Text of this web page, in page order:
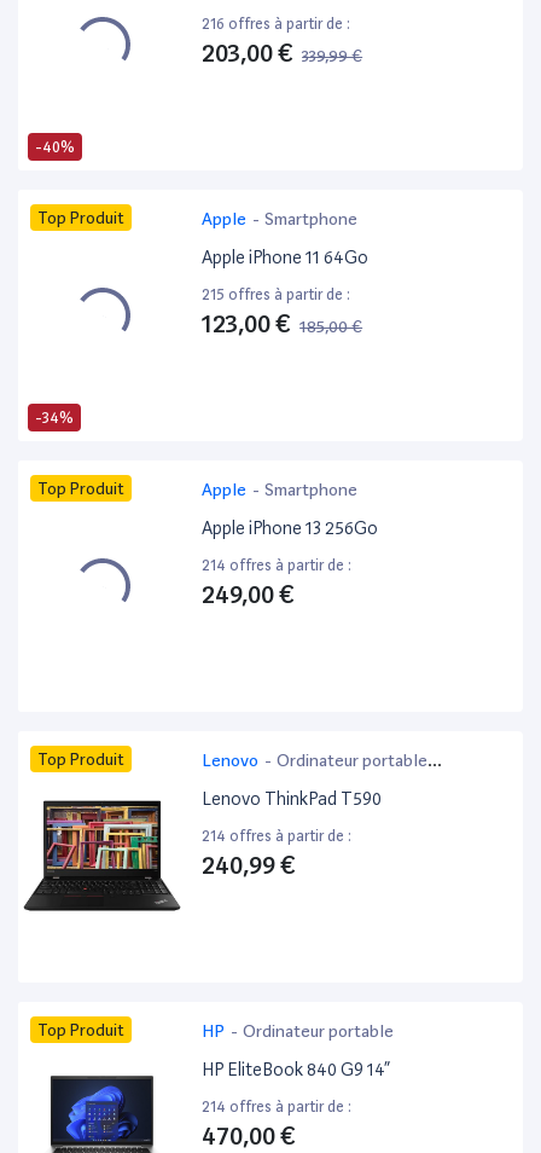
-40%
216 offres à partir de :
203,00 € 339,99 €
-34%
Top Produit Apple - Smartphone
Apple iPhone 11 64Go
215 offres à partir de :
123,00 € 185,00 €
Top Produit Apple - Smartphone
Apple iPhone 13 256Go
214 offres à partir de :
249,00 €
Top Produit Lenovo - Ordinateur portable
bureautique
Lenovo ThinkPad T590
214 offres à partir de :
240,99 €
Top Produit HP - Ordinateur portable
HP EliteBook 840 G9 14”
214 offres à partir de :
470,00 €